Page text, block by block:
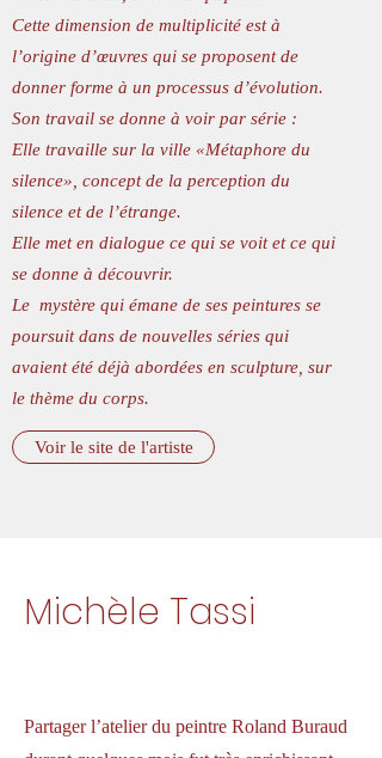
Cette dimension de multiplicité est à
l’origine d’œuvres qui se proposent de
donner forme à un processus d’évolution.
Son travail se donne à voir par série :
Elle travaille sur la ville «Métaphore du
silence», concept de la perception du
silence et de l’étrange.
Elle met en dialogue ce qui se voit et ce qui
se donne à découvrir.
Le mystère qui émane de ses peintures se
poursuit dans de nouvelles séries qui
avaient été déjà abordées en sculpture, sur
le thème du corps.
Voir le site de l'artiste
Michèle Tassi
Partager l’atelier du peintre Roland Buraud